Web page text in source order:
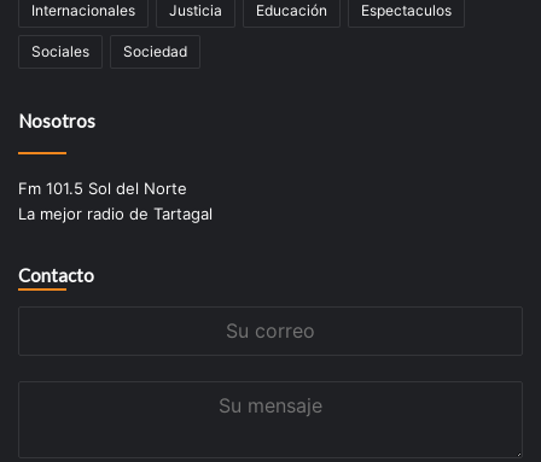
Internacionales Justicia Educación Espectaculos
Sociales Sociedad
Nosotros
Fm 101.5 Sol del Norte
La mejor radio de Tartagal
Contacto